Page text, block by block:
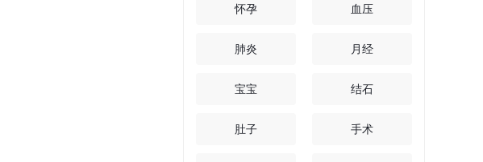
怀孕 血压
肺炎 月经
宝宝 结石
肚子 手术